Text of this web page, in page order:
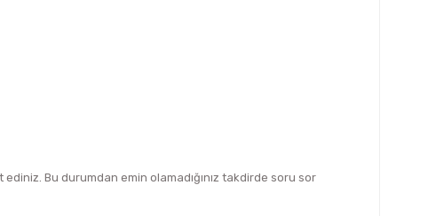
Bu durumdan emin olamadığınız takdirde soru sor